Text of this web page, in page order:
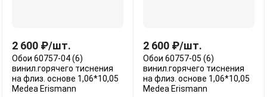
2 600 ₽/шт.
Обои 60757-04 (6)
винил.горячего тиснения
на флиз. основе 1,06*10,05
Medea Erismann
2 600 ₽/шт.
Обои 60757-05 (6)
винил.горячего тиснения
на флиз. основе 1,06*10,05
Medea Erismann